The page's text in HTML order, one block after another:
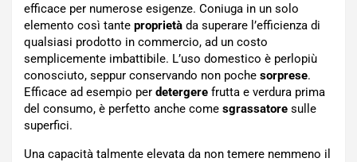
efficace per numerose esigenze. Coniuga in un solo
elemento così tante proprietà da superare l’efficienza di
qualsiasi prodotto in commercio, ad un costo
semplicemente imbattibile. L’uso domestico è perlopiù
conosciuto, seppur conservando non poche sorprese.
Efficace ad esempio per detergere frutta e verdura prima
del consumo, è perfetto anche come sgrassatore sulle
superfici.
Una capacità talmente elevata da non temere nemmeno il